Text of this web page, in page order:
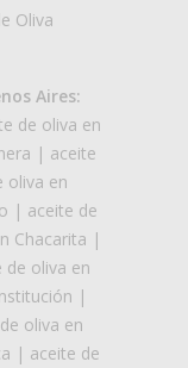
Oliva
Aires:
de oliva en
| aceite
oliva en
| aceite de
Chacarita |
de oliva en
|
oliva en
| aceite de